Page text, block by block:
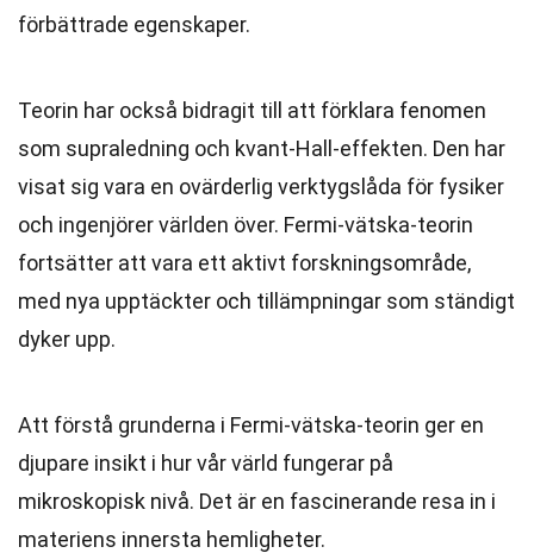
förbättrade egenskaper.
Teorin har också bidragit till att förklara fenomen
som supraledning och kvant-Hall-effekten. Den har
visat sig vara en ovärderlig verktygslåda för fysiker
och ingenjörer världen över. Fermi-vätska-teorin
fortsätter att vara ett aktivt forskningsområde,
med nya upptäckter och tillämpningar som ständigt
dyker upp.
Att förstå grunderna i Fermi-vätska-teorin ger en
djupare insikt i hur vår värld fungerar på
mikroskopisk nivå. Det är en fascinerande resa in i
materiens innersta hemligheter.